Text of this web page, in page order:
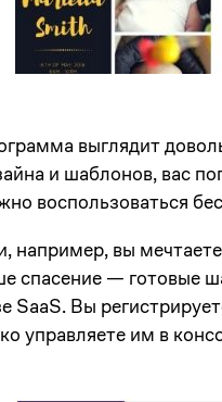
выглядит
и шаблонов, вас
воспользоваться
например, вы
спасение — готовые
SaaS. Вы
управляете им в